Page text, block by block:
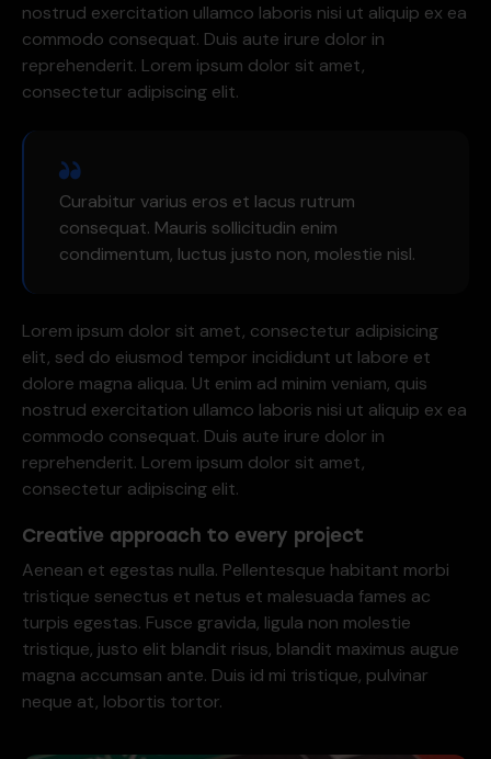
nostrud exercitation ullamco laboris nisi ut aliquip ex ea
commodo consequat. Duis aute irure dolor in
reprehenderit. Lorem ipsum dolor sit amet,
consectetur adipiscing elit.
Curabitur varius eros et lacus rutrum
consequat. Mauris sollicitudin enim
condimentum, luctus justo non, molestie nisl.
Lorem ipsum dolor sit amet, consectetur adipisicing
elit, sed do eiusmod tempor incididunt ut labore et
dolore magna aliqua. Ut enim ad minim veniam, quis
nostrud exercitation ullamco laboris nisi ut aliquip ex ea
commodo consequat. Duis aute irure dolor in
reprehenderit. Lorem ipsum dolor sit amet,
consectetur adipiscing elit.
Creative approach to every project
Aenean et egestas nulla. Pellentesque habitant morbi
tristique senectus et netus et malesuada fames ac
turpis egestas. Fusce gravida, ligula non molestie
tristique, justo elit blandit risus, blandit maximus augue
magna accumsan ante. Duis id mi tristique, pulvinar
neque at, lobortis tortor.